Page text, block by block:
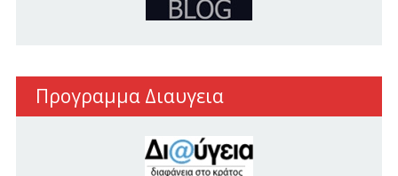
Προγραμμα Διαυγεια